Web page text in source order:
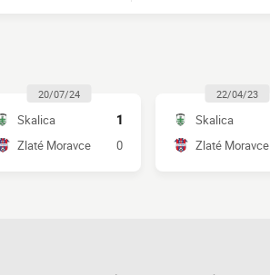
20/07/24
Skalica
1
Zlaté Moravce
0
22/04/23
Skalica
Zlaté Moravce